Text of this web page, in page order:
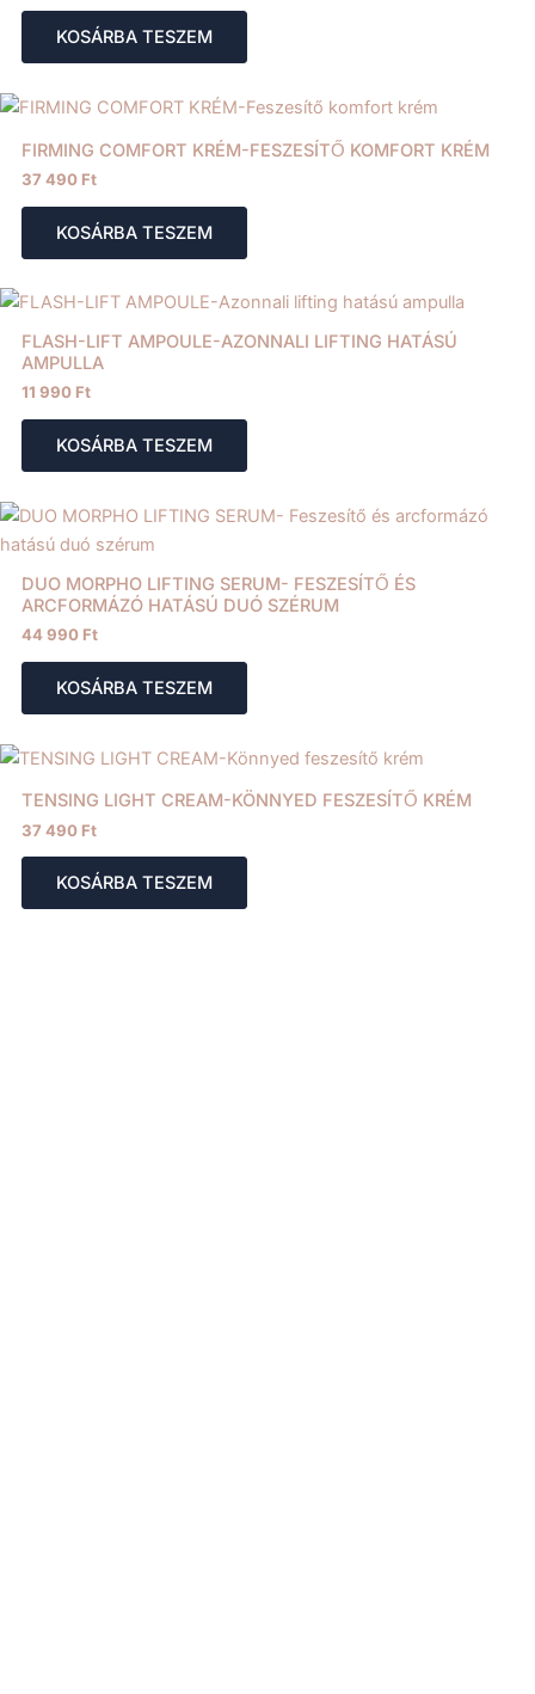
KOSÁRBA TESZEM
FIRMING COMFORT KRÉM-FESZESÍTŐ KOMFORT KRÉM
37 490 Ft
KOSÁRBA TESZEM
FLASH-LIFT AMPOULE-AZONNALI LIFTING HATÁSÚ
AMPULLA
11 990 Ft
KOSÁRBA TESZEM
DUO MORPHO LIFTING SERUM- FESZESÍTŐ ÉS
ARCFORMÁZÓ HATÁSÚ DUÓ SZÉRUM
44 990 Ft
KOSÁRBA TESZEM
TENSING LIGHT CREAM-KÖNNYED FESZESÍTŐ KRÉM
37 490 Ft
KOSÁRBA TESZEM